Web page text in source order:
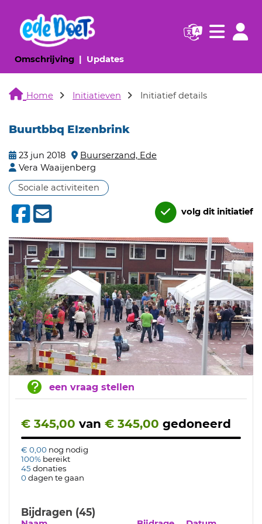
Omschrijving(huidige pagina)
Updates(huidige pagina)
Navigatie
Home Initiatieven Initiatief details
Buurtbbq Elzenbrink
23 jun 2018
Buurserzand, Ede
Vera Waaijenberg
Sociale activiteiten
volg dit initiatief
een vraag stellen
€ 345,00 van € 345,00 gedoneerd
€ 0,00 nog nodig
100% bereikt
45 donaties
0dagen te gaan
Bijdragen (45)